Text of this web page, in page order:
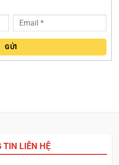
qua
sự phụ thuộc vào dây cáp,
nghiệp. Khả năng kết nối
phép sử dụng các thiết bị di
cố vị thế của
GỬI
TIN LIÊN HỆ